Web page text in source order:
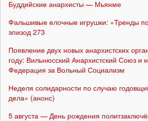
Буддийские анархисты — Мьянме
Фальшивые елочные игрушки: «Тренды
эпизод 273
Появление двух новых анархистских
году: Вильнюсский Анархистский Союз и
Федерация за Вольный Социализм
Неделя солидарности по случаю
дела» (анонс)
5 августа — День рождения